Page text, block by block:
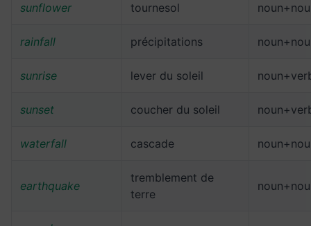
sunflower tournesol
rainfall précipitations
sunrise lever du soleil
sunset coucher du soleil
waterfall cascade
earthquake
tremblement de
terre